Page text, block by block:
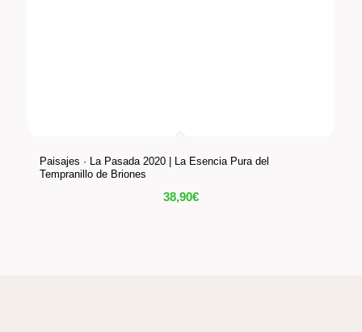
Paisajes · La Pasada 2020 | La Esencia Pura del
Tempranillo de Briones
38,90€